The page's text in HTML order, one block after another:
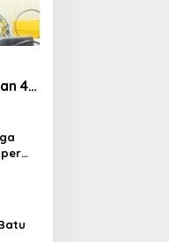
40
per
30-